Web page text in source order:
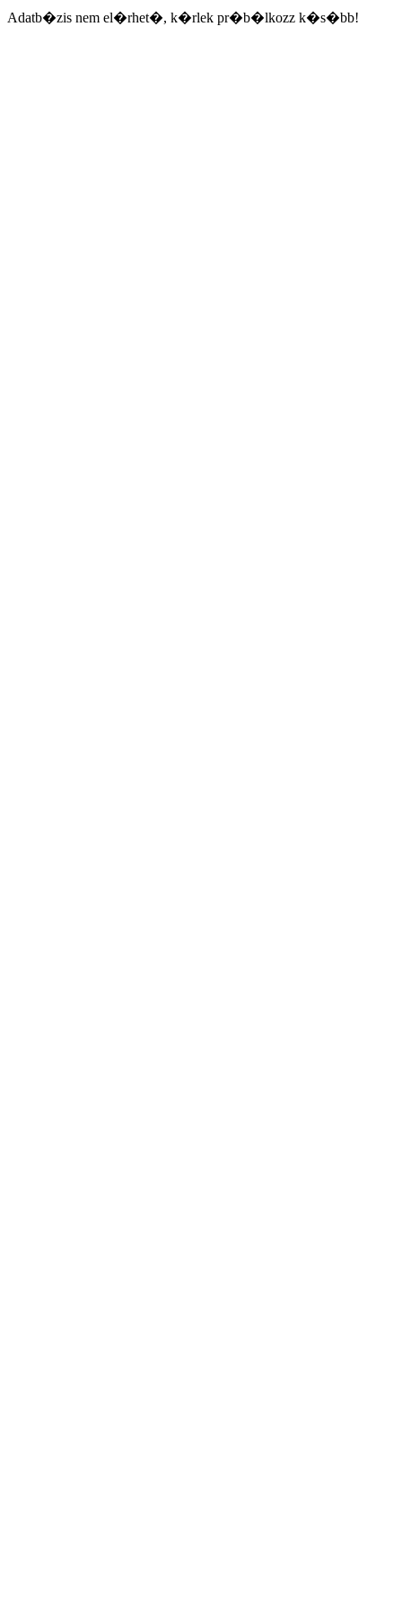
Adatb�zis nem el�rhet�, k�rlek pr�b�lkozz k�s�bb!